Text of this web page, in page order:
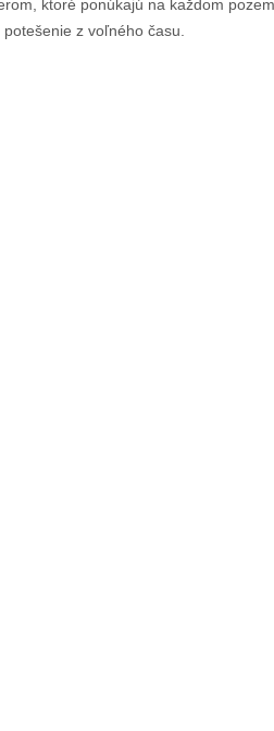
ktoré ponúkajú na každom
z voľného času.